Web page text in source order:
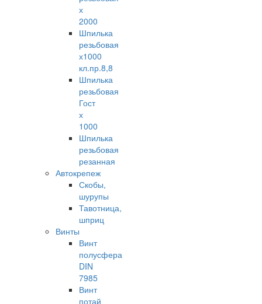
х
2000
Шпилька
резьбовая
х1000
кл.пр.8,8
Шпилька
резьбовая
Гост
х
1000
Шпилька
резьбовая
резанная
Автокрепеж
Скобы,
шурупы
Тавотница,
шприц
Винты
Винт
полусфера
DIN
7985
Винт
потай